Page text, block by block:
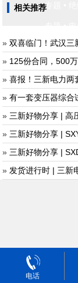
相关推荐
»双喜临门！武汉三
» 125份合同，500
»喜报！三新电力两
»有一套变压器综合
»三新好物分享 | 高
»三新好物分享 |
»三新好物分享 |
»发货进行时 | 三新
专题 • 绝
电话